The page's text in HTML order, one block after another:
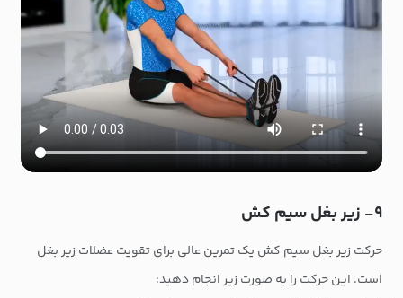
۹- زیر بغل سیم کش
حرکت زیر بغل سیم کش یک تمرین عالی برای تقویت عضلات زیر بغل
است. این حرکت را به صورت زیر انجام دهید: